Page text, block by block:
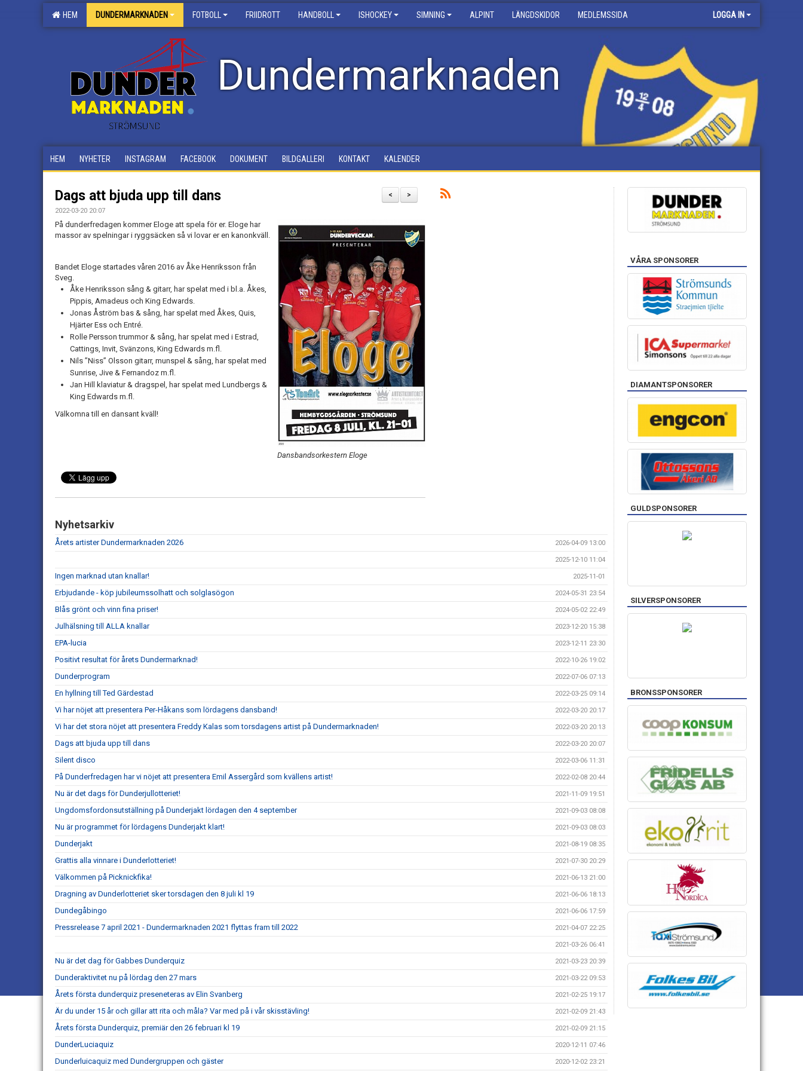
HEM DUNDERMARKNADEN FOTBOLL FRIIDROTT HANDBOLL ISHOCKEY SIMNING ALPINT LÄNGDSKIDOR MEDLEMSSIDA LOGGA IN
Dundermarknaden
HEM NYHETER INSTAGRAM FACEBOOK DOKUMENT BILDGALLERI KONTAKT KALENDER
>
<
Dags att bjuda upp till dans
2022-03-20 20:07
Dansbandsorkestern Eloge
På dunderfredagen kommer Eloge att spela för er. Eloge har
massor av spelningar i ryggsäcken så vi lovar er en kanonkväll.
Bandet Eloge startades våren 2016 av Åke Henriksson från
Sveg.
Åke Henriksson sång & gitarr, har spelat med i bl.a. Åkes,
Pippis, Amadeus och King Edwards.
Jonas Åström bas & sång, har spelat med Åkes, Quis,
Hjärter Ess och Entré.
Rolle Persson trummor & sång, har spelat med i Estrad,
Cattings, Invit, Svänzons, King Edwards m.fl.
Nils ”Niss” Olsson gitarr, munspel & sång, har spelat med
Sunrise, Jive & Fernandoz m.fl.
Jan Hill klaviatur & dragspel, har spelat med Lundbergs &
King Edwards m.fl.
Välkomna till en dansant kväll!
Nyhetsarkiv
Årets artister Dundermarknaden 2026 2026-04-09 13:00
2025-12-10 11:04
Ingen marknad utan knallar! 2025-11-01
Erbjudande - köp jubileumssolhatt och solglasögon 2024-05-31 23:54
Blås grönt och vinn fina priser! 2024-05-02 22:49
Julhälsning till ALLA knallar 2023-12-20 15:38
EPA-lucia 2023-12-11 23:30
Positivt resultat för årets Dundermarknad! 2022-10-26 19:02
Dunderprogram 2022-07-06 07:13
En hyllning till Ted Gärdestad 2022-03-25 09:14
Vi har nöjet att presentera Per-Håkans som lördagens dansband! 2022-03-20 20:17
Vi har det stora nöjet att presentera Freddy Kalas som torsdagens artist på Dundermarknaden! 2022-03-20 20:13
Dags att bjuda upp till dans 2022-03-20 20:07
Silent disco 2022-03-06 11:31
På Dunderfredagen har vi nöjet att presentera Emil Assergård som kvällens artist! 2022-02-08 20:44
Nu är det dags för Dunderjullotteriet! 2021-11-09 19:51
Ungdomsfordonsutställning på Dunderjakt lördagen den 4 september 2021-09-03 08:08
Nu är programmet för lördagens Dunderjakt klart! 2021-09-03 08:03
Dunderjakt 2021-08-19 08:35
Grattis alla vinnare i Dunderlotteriet! 2021-07-30 20:29
Välkommen på Picknickfika! 2021-06-13 21:00
Dragning av Dunderlotteriet sker torsdagen den 8 juli kl 19 2021-06-06 18:13
Dundegåbingo 2021-06-06 17:59
Pressrelease 7 april 2021 - Dundermarknaden 2021 flyttas fram till 2022 2021-04-07 22:25
2021-03-26 06:41
Nu är det dag för Gabbes Dunderquiz 2021-03-23 20:39
Dunderaktivitet nu på lördag den 27 mars 2021-03-22 09:53
Årets första dunderquiz preseneteras av Elin Svanberg 2021-02-25 19:17
Är du under 15 år och gillar att rita och måla? Var med på i vår skisstävling! 2021-02-09 21:43
Årets första Dunderquiz, premiär den 26 februari kl 19 2021-02-09 21:15
DunderLuciaquiz 2020-12-11 07:46
Dunderluicaquiz med Dundergruppen och gäster 2020-12-02 23:21
VÅRA SPONSORER
DIAMANTSPONSORER
GULDSPONSORER
SILVERSPONSORER
BRONSSPONSORER